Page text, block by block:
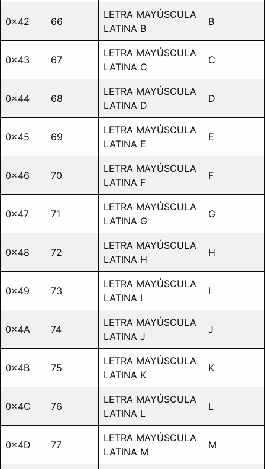
0x42 66
LETRA MAYÚSCULA
LATINA B
B
0x43 67
LETRA MAYÚSCULA
LATINA C
C
0x44 68
LETRA MAYÚSCULA
LATINA D
D
0x45 69
LETRA MAYÚSCULA
LATINA E
E
0x46 70
LETRA MAYÚSCULA
LATINA F
F
0x47 71
LETRA MAYÚSCULA
LATINA G
G
0x48 72
LETRA MAYÚSCULA
LATINA H
H
0x49 73
LETRA MAYÚSCULA
LATINA I
I
0x4A 74
LETRA MAYÚSCULA
LATINA J
J
0x4B 75
LETRA MAYÚSCULA
LATINA K
K
0x4C 76
LETRA MAYÚSCULA
LATINA L
L
0x4D 77
LETRA MAYÚSCULA
LATINA M
M